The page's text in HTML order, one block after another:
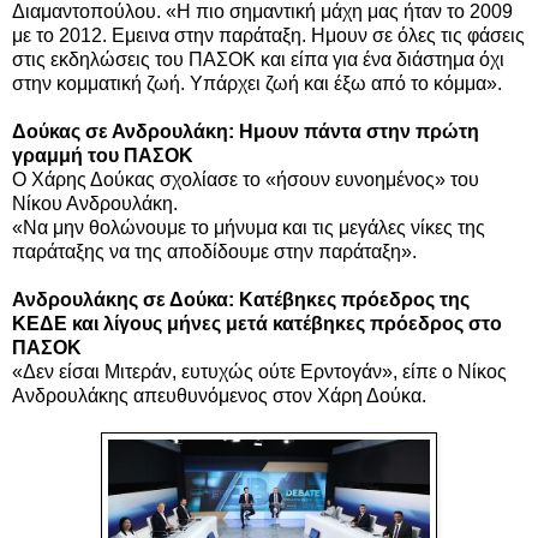
Διαμαντοπούλου. «Η πιο σημαντική μάχη μας ήταν το 2009
με το 2012. Εμεινα στην παράταξη. Ημουν σε όλες τις φάσεις
στις εκδηλώσεις του ΠΑΣΟΚ και είπα για ένα διάστημα όχι
στην κομματική ζωή. Υπάρχει ζωή και έξω από το κόμμα».
Δούκας σε Ανδρουλάκη: Ημουν πάντα στην πρώτη
γραμμή του ΠΑΣΟΚ
Ο Χάρης Δούκας σχολίασε το «ήσουν ευνοημένος» του
Νίκου Ανδρουλάκη.
«Να μην θολώνουμε το μήνυμα και τις μεγάλες νίκες της
παράταξης να της αποδίδουμε στην παράταξη».
Ανδρουλάκης σε Δούκα: Κατέβηκες πρόεδρος της
ΚΕΔΕ και λίγους μήνες μετά κατέβηκες πρόεδρος στο
ΠΑΣΟΚ
«Δεν είσαι Μιτεράν, ευτυχώς ούτε Ερντογάν», είπε ο Νίκος
Ανδρουλάκης απευθυνόμενος στον Χάρη Δούκα.